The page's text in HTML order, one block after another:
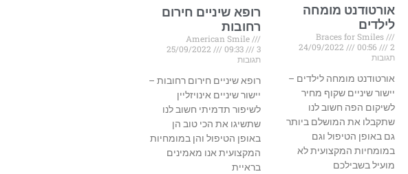
אורטודנט מומחה
לילדים
Braces for Smiles
24/09/2022
00:56
2
תגובות
אורטודנט מומחה לילדים –
יישור שיניים שקוף מחיר
לשיקום הפה חשוב לנו
שתקבלו את המושלם ביותר
גם באופן הטיפול וגם
במומחיות המקצועית לא
מועיל בשבילכם
רופא שיניים חירום
רחובות
American Smile
25/09/2022
09:33
3
תגובות
רופא שיניים חירום רחובות –
יישור שיניים אינויזליין
לשיפור תדמיתי חשוב לנו
שתשיגו את הכי טוב הן
באופן הטיפול והן במומחיות
המקצועית אנו מאמינים
בראיית